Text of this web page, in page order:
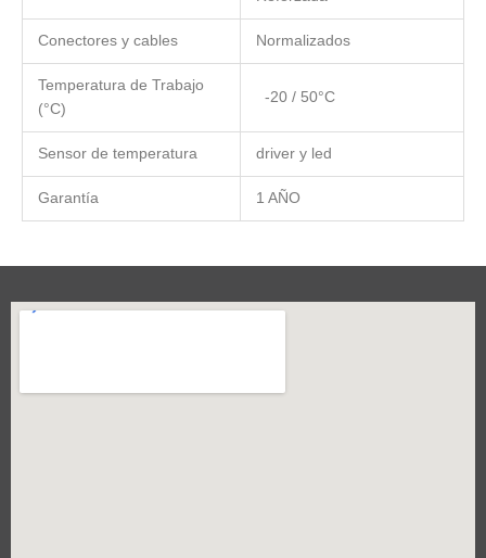
Conectores y cables Normalizados
Temperatura de Trabajo
(°C)
-20 / 50°C
Sensor de temperatura driver y led
Garantía 1 AÑO